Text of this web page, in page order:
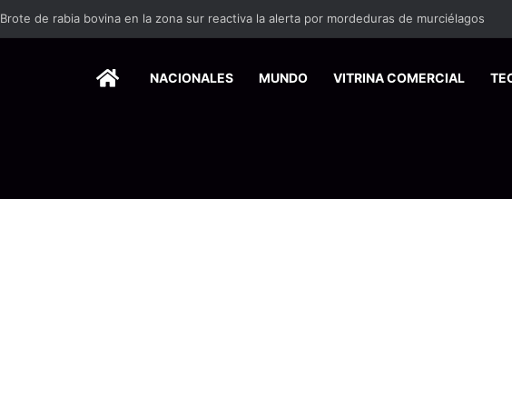
Brote de rabia bovina en la zona sur reactiva la alerta por mordeduras de murciélagos
HOMENACIONALES MUNDO VITRINA COMERCIAL